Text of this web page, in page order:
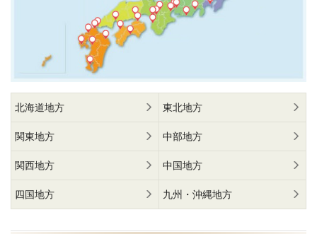
北海道地方 東北地方
関東地方 中部地方
関西地方 中国地方
四国地方 九州・沖縄地方